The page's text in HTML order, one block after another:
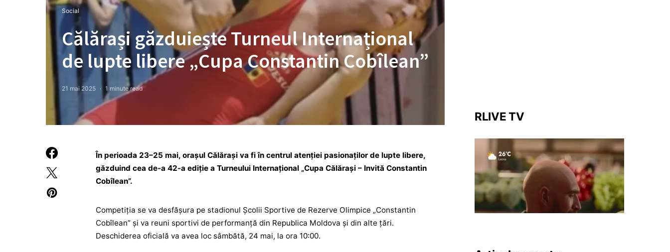
Social
Călărași găzduiește Turneul Internațional
de lupte libere „Cupa Constantin Cobîlean”
21 mai 2025 1 minute read
În perioada 23–25 mai, orașul Călărași va fi în centrul atenției pasionaților de lupte libere,
găzduind cea de-a 42-a ediție a Turneului Internațional „Cupa Călărași – Invită Constantin
Cobîlean”.
Competiția se va desfășura pe stadionul Școlii Sportive de Rezerve Olimpice „Constantin
Cobîlean” și va reuni sportivi de performanță din Republica Moldova și din alte țări.
Deschiderea oficială va avea loc sâmbătă, 24 mai, la ora 10:00.
RLIVE TV